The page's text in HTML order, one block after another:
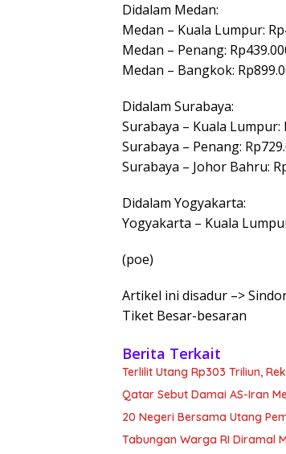
Didalam Medan:
Medan – Kuala Lumpur:
Medan – Penang:
Medan – Bangkok:
Didalam Surabaya:
Surabaya – Kuala Lumpur:
Surabaya – Penang:
Surabaya – Johor Bahru:
Didalam Yogyakarta:
Yogyakarta – Kuala
(poe)
Artikel ini disadur –>
Tiket Besar-besaran
Berita Terkait
Terlilit Utang Rp303 Triliun,
Qatar Sebut Damai AS-Iran
20 Negeri Bersama Utang
Tabungan Warga RI Diramal